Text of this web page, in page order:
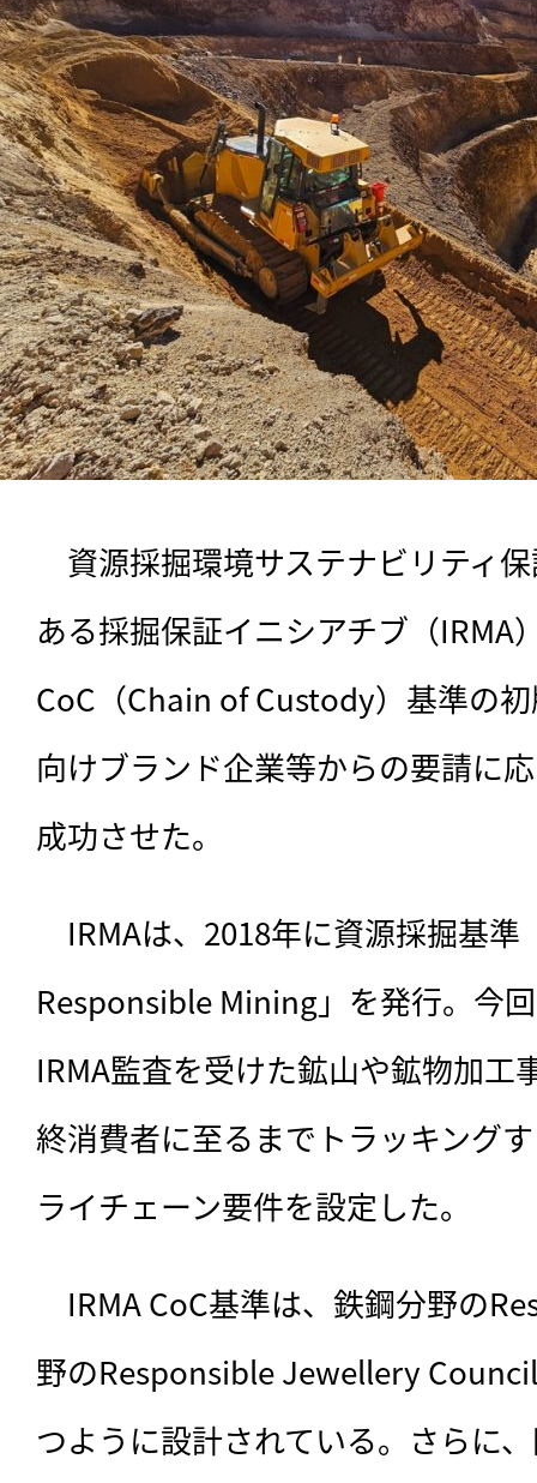
資源採掘環境サステナビリティ
ある採掘保証イニシアチブ（IRMA
CoC（Chain of Custody）基準の
向けブランド企業等からの要請に
成功させた。
IRMAは、 2018年に資源採掘基
Responsible Mining」を発行。今
IRMA監査を受けた鉱山や鉱物加工
終消費者に至るまでトラッキング
ライチェーン要件を設定した。
IRMA CoC基準は、鉄鋼分野の
野のResponsible Jewellery
つように設計されている。さらに